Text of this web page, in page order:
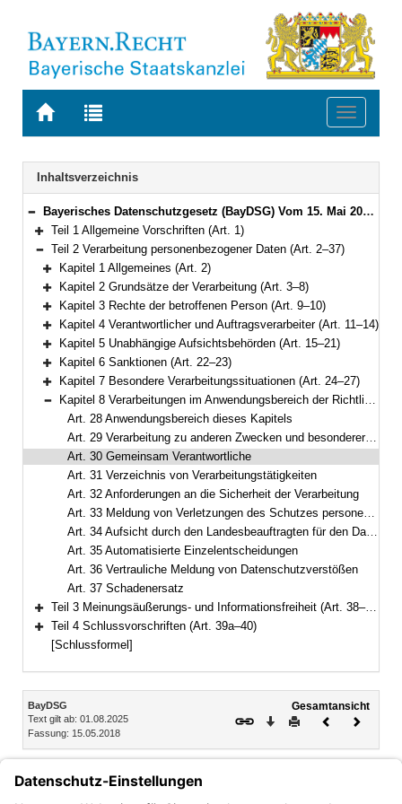
Zur
BAYERN.RECHT
Zur
letzten
Suche
Toggle
Navigation
Inhaltsverzeichnis
Bereich reduzieren
Bayerisches Datenschutzgesetz (BayDSG) Vom 15. Mai 2018 (GVBl. S. 230) BayRS 204-1-I (Art. 1–40)
Bereich erweitern
Teil 1 Allgemeine Vorschriften (Art. 1)
Bereich reduzieren
Teil 2 Verarbeitung personenbezogener Daten (Art. 2–37)
Bereich erweitern
Kapitel 1 Allgemeines (Art. 2)
Bereich erweitern
Kapitel 2 Grundsätze der Verarbeitung (Art. 3–8)
Bereich erweitern
Kapitel 3 Rechte der betroffenen Person (Art. 9–10)
Bereich erweitern
Kapitel 4 Verantwortlicher und Auftragsverarbeiter (Art. 11–14)
Bereich erweitern
Kapitel 5 Unabhängige Aufsichtsbehörden (Art. 15–21)
Bereich erweitern
Kapitel 6 Sanktionen (Art. 22–23)
Bereich erweitern
Kapitel 7 Besondere Verarbeitungssituationen (Art. 24–27)
Bereich reduzieren
Kapitel 8 Verarbeitungen im Anwendungsbereich der Richtlinie (EU) 2016/680 (Art. 28–37)
Art. 28 Anwendungsbereich dieses Kapitels
Art. 29 Verarbeitung zu anderen Zwecken und besonderer Kategorien personenbezogener Daten, DNA-Untersuchungen
Art. 30 Gemeinsam Verantwortliche
Art. 31 Verzeichnis von Verarbeitungstätigkeiten
Art. 32 Anforderungen an die Sicherheit der Verarbeitung
Art. 33 Meldung von Verletzungen des Schutzes personenbezogener Daten an die Aufsichtsbehörde
Art. 34 Aufsicht durch den Landesbeauftragten für den Datenschutz
Art. 35 Automatisierte Einzelentscheidungen
Art. 36 Vertrauliche Meldung von Datenschutzverstößen
Art. 37 Schadenersatz
Bereich erweitern
Teil 3 Meinungsäußerungs- und Informationsfreiheit (Art. 38–39)
Bereich erweitern
Teil 4 Schlussvorschriften (Art. 39a–40)
[Schlussformel]
Inhalt
BayDSG
Text gilt ab: 01.08.2025
Fassung: 15.05.2018
Gesamtansicht
Download
DruckenVorheriges
Die Angabe der Anlaufstelle für die betroffenen Personen